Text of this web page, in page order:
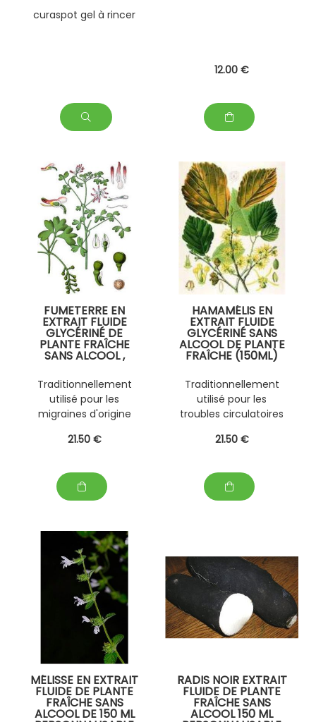
curaspot gel à rincer
12.00 €
FUMETERRE EN
EXTRAIT FLUIDE
GLYCÉRINÉ DE
PLANTE FRAÎCHE
SANS ALCOOL ,
AVEC D' AUTRES
PLANTES FRAÎCHES
(EPS)
Traditionnellement
utilisé pour les
migraines d'origine
sec et psoriasis
21.50 €
HAMAMÉLIS EN
EXTRAIT FLUIDE
GLYCÉRINÉ SANS
ALCOOL DE PLANTE
FRAÎCHE (150ML)
PERSONNALISABLE
AVEC D' AUTRES
PLANTES FRAÎCHES
(EPS)
Traditionnellement
utilisé pour les
troubles circulatoires
21.50 €
MÉLISSE EN EXTRAIT
FLUIDE DE PLANTE
FRAÎCHE SANS
ALCOOL DE 150 ML
RADIS NOIR EXTRAIT
FLUIDE DE PLANTE
FRAÎCHE SANS
ALCOOL 150 ML